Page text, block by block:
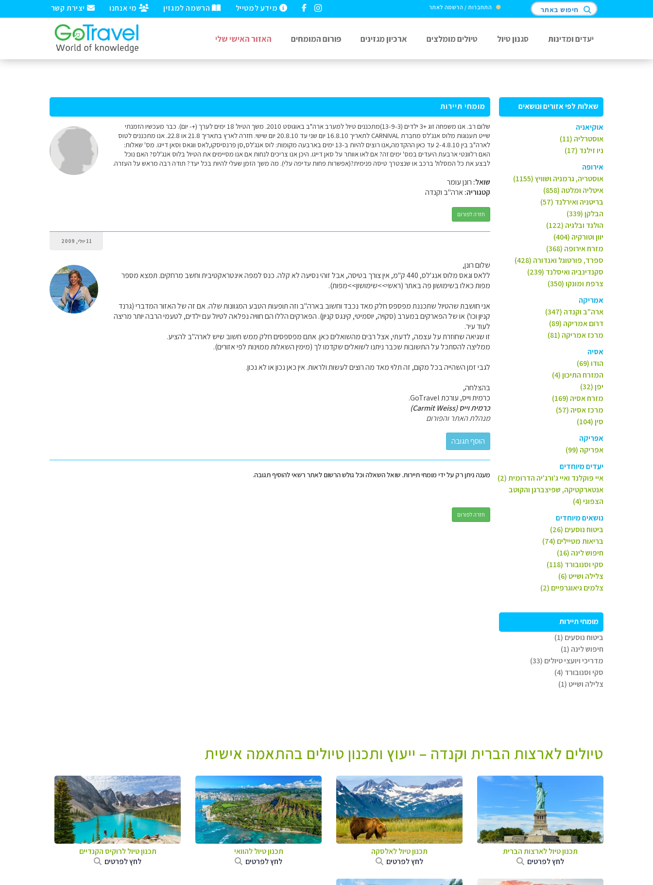
יצירת קשר מי אנחנו הרשמה למגזין מידע למטייל התחברות / הרשמה לאתר חיפוש באתר
יעדים ומדינות סגנון טיול טיולים מומלצים ארכיון מגזינים פורום המומחים האזור האישי שלי
שאלות לפי אזורים ונושאים
אוקיאניה
אוסטרליה (11)
ניו זילנד (17)
אירופה
אוסטריה, גרמניה ושוויץ (1155)
איטליה ומלטה (858)
בריטניה ואירלנד (57)
הבלקן (339)
הולנד ובלגיה (122)
יוון וטורקיה (404)
מזרח אירופה (368)
ספרד, פורטוגל ואנדורה (428)
סקנדינביה ואיסלנד (239)
צרפת ומונקו (350)
אמריקה
ארה"ב וקנדה (347)
דרום אמריקה (89)
מרכז אמריקה (81)
אסיה
הודו (69)
המזרח התיכון (4)
יפן (32)
מזרח אסיה (169)
מרכז אסיה (57)
סין (104)
אפריקה
אפריקה (99)
יעדים מיוחדים
איי פוקלנד ואיי ג'ורג'יה הדרומית (2)
אנטארקטיקה, שפיצברגן והקוטב
הצפוני (4)
נושאים מיוחדים
ביטוח נוסעים (26)
בריאות מטיילים (74)
חיפוש לינה (16)
סקי וסנובורד (118)
צלילה ושייט (6)
צלמים גיאוגרפיים (2)
מומחי תיירות
ביטוח נוסעים (1)
חיפוש לינה (1)
מדריכי ויועצי טיולים (33)
סקי וסנובורד (4)
צלילה ושייט (1)
מומחי תיירות
שלום רב. אנו משפחה זוג +3 ילדים (13-9-3)מתכננים טיול למערב ארה"ב באוגוסט 2010. משך הטיול 18 ימים לערך (+- יום). כבר מעכשיו הזמנתי
שייט תענוגות מלוס אנג'לס מחברת CARNIVAL לתאריך 16.8.10 יום שני עד 20.8.10 יום שישי. חזרה לארץ בתאריך 21.8 או 22.8. אנו מתכננים לטוס
לארה"ב בין 2-4.8.10 עד כאן ההקדמה,אנו רוצים להיות ב-13 ימים בארבעה מקומות: לוס אנג'לס,סן פרנסיסקו,לאס ווגאס וסאן דייגו. מס' שאלות:
האם רלוונטי ארבעת היעדים במס' ימים זה? אם לאו אוותר על סאן דייגו. היכן אנו צריכים לנחות אם אנו מסיימים את הטיול בלוס אנג'לס? האם נוכל
לבצע את כל המסלול ברכב או שנצטרך טיסה פנימית?(אפשרות פחות עדיפה עלי). מה משך הזמן שעלי להיות בכל יעד? תודה רבה מראש על העזרה.
שואל: רונן עומר
קטגוריה:ארה"ב וקנדה
חזרה לפורום
11 יולי, 2009
שלום רונן,
ללאס וגאס מלוס אנג'לס, 440 ק"מ, אין צורך בטיסה, אבל זוהי נסיעה לא קלה. כנס למפה אינטראקטיבית וחשב מרחקים. תמצא מספר
מפות כאלו בשימושון פה באתר (ראשי>>שימושון>>מפות).
אני חושבת שהטיול שתכננת מפספס חלק מאד נכבד וחשוב בארה"ב וזה תופעות הטבע המגוונות שלה. אם זה של האזור המדברי (גרנד
קניון וכו') או של הפארקים במערב (סקויה, יוסמיטי, קינגס קניון). הפארקים הללו הם חוויה נפלאה לטיול עם ילדים, לטעמי הרבה יותר מריצה
לעוד עיר.
זו שגיאה שחוזרת על עצמה, לדעתי, אצל רבים מהשואלים כאן. אתם מפספסים חלק ממש חשוב שיש לארה"ב להציע.
ממליצה להסתכל על התשובות שכבר ניתנו לשואלים שקדמו לך (מימין השאלות ממוינות לפי אזורים).
לגבי זמן השהייה בכל מקום, זה תלוי מאד מה רוצים לעשות ולראות. אין כאן נכון או לא נכון.
בהצלחה,
כרמית וייס, עורכת GoTravel.
כרמית וייס (Carmit Weiss)
מנהלת האתר והפורום
מענה ניתן רק על ידי מומחי תיירות. שואל השאלה וכל גולש הרשום לאתר רשאי להוסיף תגובה.
חזרה לפורום
טיולים לארצות הברית וקנדה – ייעוץ ותכנון טיולים בהתאמה אישית
תכנון טיול לארצות הברית
לחץ לפרטים
תכנון טיול לאלסקה
לחץ לפרטים
תכנון טיול להוואי
לחץ לפרטים
תכנון טיול לרוקיס הקנדיים
לחץ לפרטים